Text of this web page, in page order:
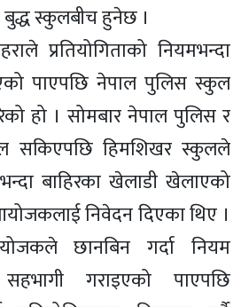
बुद्ध स्कुलबीच हुनेछ ।
प्रतियोगिताको नियमभन्दा
पाएपछि नेपाल पुलिस स्कुल
हो । सोमबार नेपाल पुलिस र
सकिएपछि हिमशिखर स्कुलले
बाहिरका खेलाडी खेलाएको
निवेदन दिएका थिए ।
छानबिन गर्दा नियम
गराइएको पाएपछि